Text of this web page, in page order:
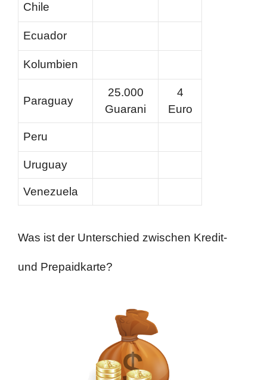
Chile
Ecuador
Kolumbien
Paraguay
25.000
Guarani
4
Euro
Peru
Uruguay
Venezuela
Was ist der Unterschied zwischen Kredit-
und Prepaidkarte?